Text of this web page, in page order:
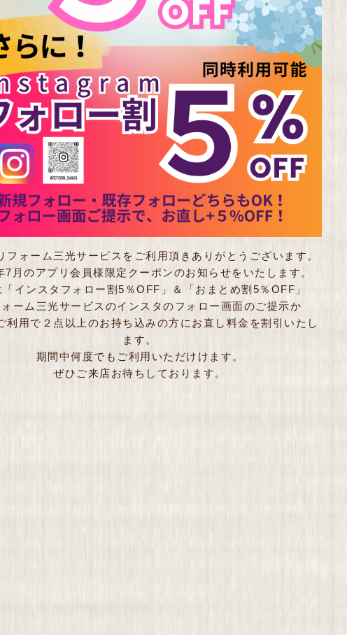
フォーム三光サービスをご利用頂きありがとうございます。
7月のアプリ会員様限定クーポンのお知らせをいたします。
「インスタフォロー割5％OFF」＆「おまとめ割5％OFF」
ォーム三光サービスのインスタのフォロー画面のご提示か
利用で２点以上のお持ち込みの方にお直し料金を割引いたし
ます。
期間中何度でもご利用いただけけます。
ぜひご来店お待ちしております。